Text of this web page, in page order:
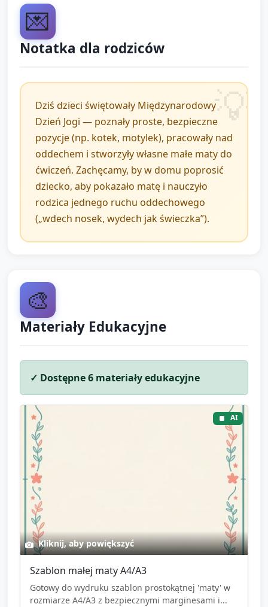
Opiekun pomaga nazywać kształty i kolory: „Pokaż
mi kółeczko”, „Jakiego koloru jest motylek?” —
Krótkie pokazanie prac (1 minuta)
Każde dziecko może pokazać swoją matę do
kamery/kółka: jedno zdanie od opiekuna i pomoc
dziecku (np. „To jest moja zielona mata!”).
Zakończenie i
najbardziej podobały (zachęta do nazwania).
Małe podsumowanie przez opiekuna: przypomnienie
słów kluczowych (np. oddech, kotek, motylek,
Pożegnanie: zaproszenie dzieci, by w domu
pokazały rodzicom swoją matę i nauczyły ich
jednego ruchu oddechowego.
💌
Notatka dla rodziców
Dziś dzieci świętowały Międzynarodowy
Dzień Jogi — poznały proste, bezpieczne
pozycje (np. kotek, motylek), pracowały nad
oddechem i stworzyły własne małe maty do
ćwiczeń. Zachęcamy, by w domu poprosić
dziecko, aby pokazało matę i nauczyło
rodzica jednego ruchu oddechowego
(„wdech nosek, wydech jak świeczka”).
🎨
Materiały Edukacyjne
✓ Dostępne6 materiały edukacyjne
AI
Kliknij, aby powiększyć
Szablon małej maty A4/A3
Gotowy do wydruku szablon prostokątnej 'maty' w
rozmiarze A4/A3 z bezpiecznymi marginesami i...